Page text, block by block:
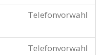
Telefonvorwahl
Telefonvorwahl